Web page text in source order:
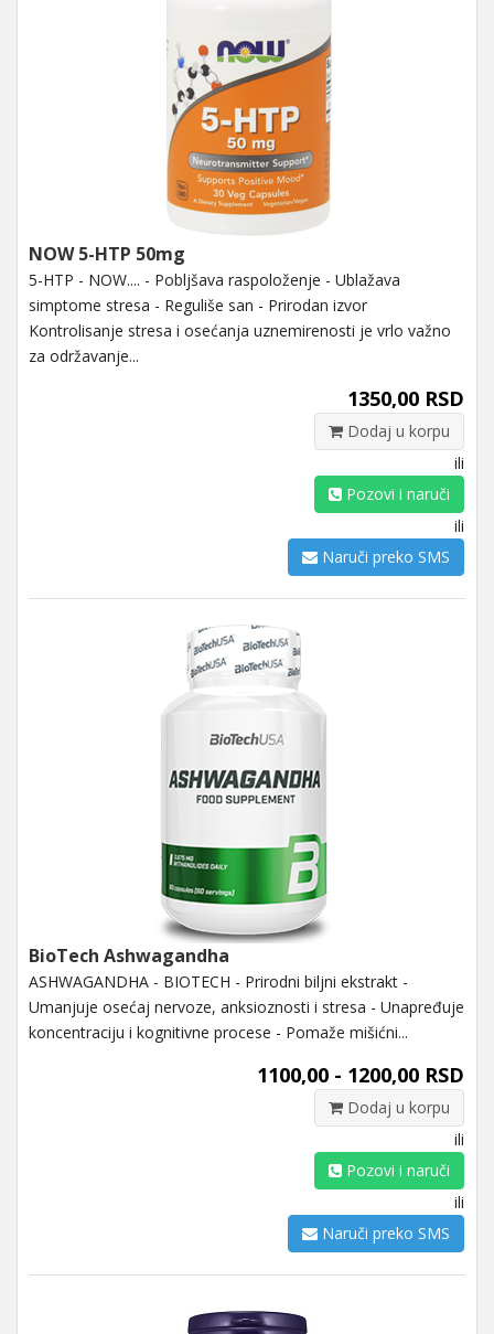
NOW 5-HTP 50mg
5-HTP - NOW.... - Pobljšava raspoloženje - Ublažava
simptome stresa - Reguliše san - Prirodan izvor
Kontrolisanje stresa i osećanja uznemirenosti je vrlo važno
za održavanje...
1350,00 RSD
Dodaj u korpu
ili
Pozovi i naruči
ili
Naruči preko SMS
BioTech Ashwagandha
ASHWAGANDHA - BIOTECH - Prirodni biljni ekstrakt -
Umanjuje osećaj nervoze, anksioznosti i stresa - Unapređuje
koncentraciju i kognitivne procese - Pomaže mišićni...
1100,00 - 1200,00 RSD
Dodaj u korpu
ili
Pozovi i naruči
ili
Naruči preko SMS